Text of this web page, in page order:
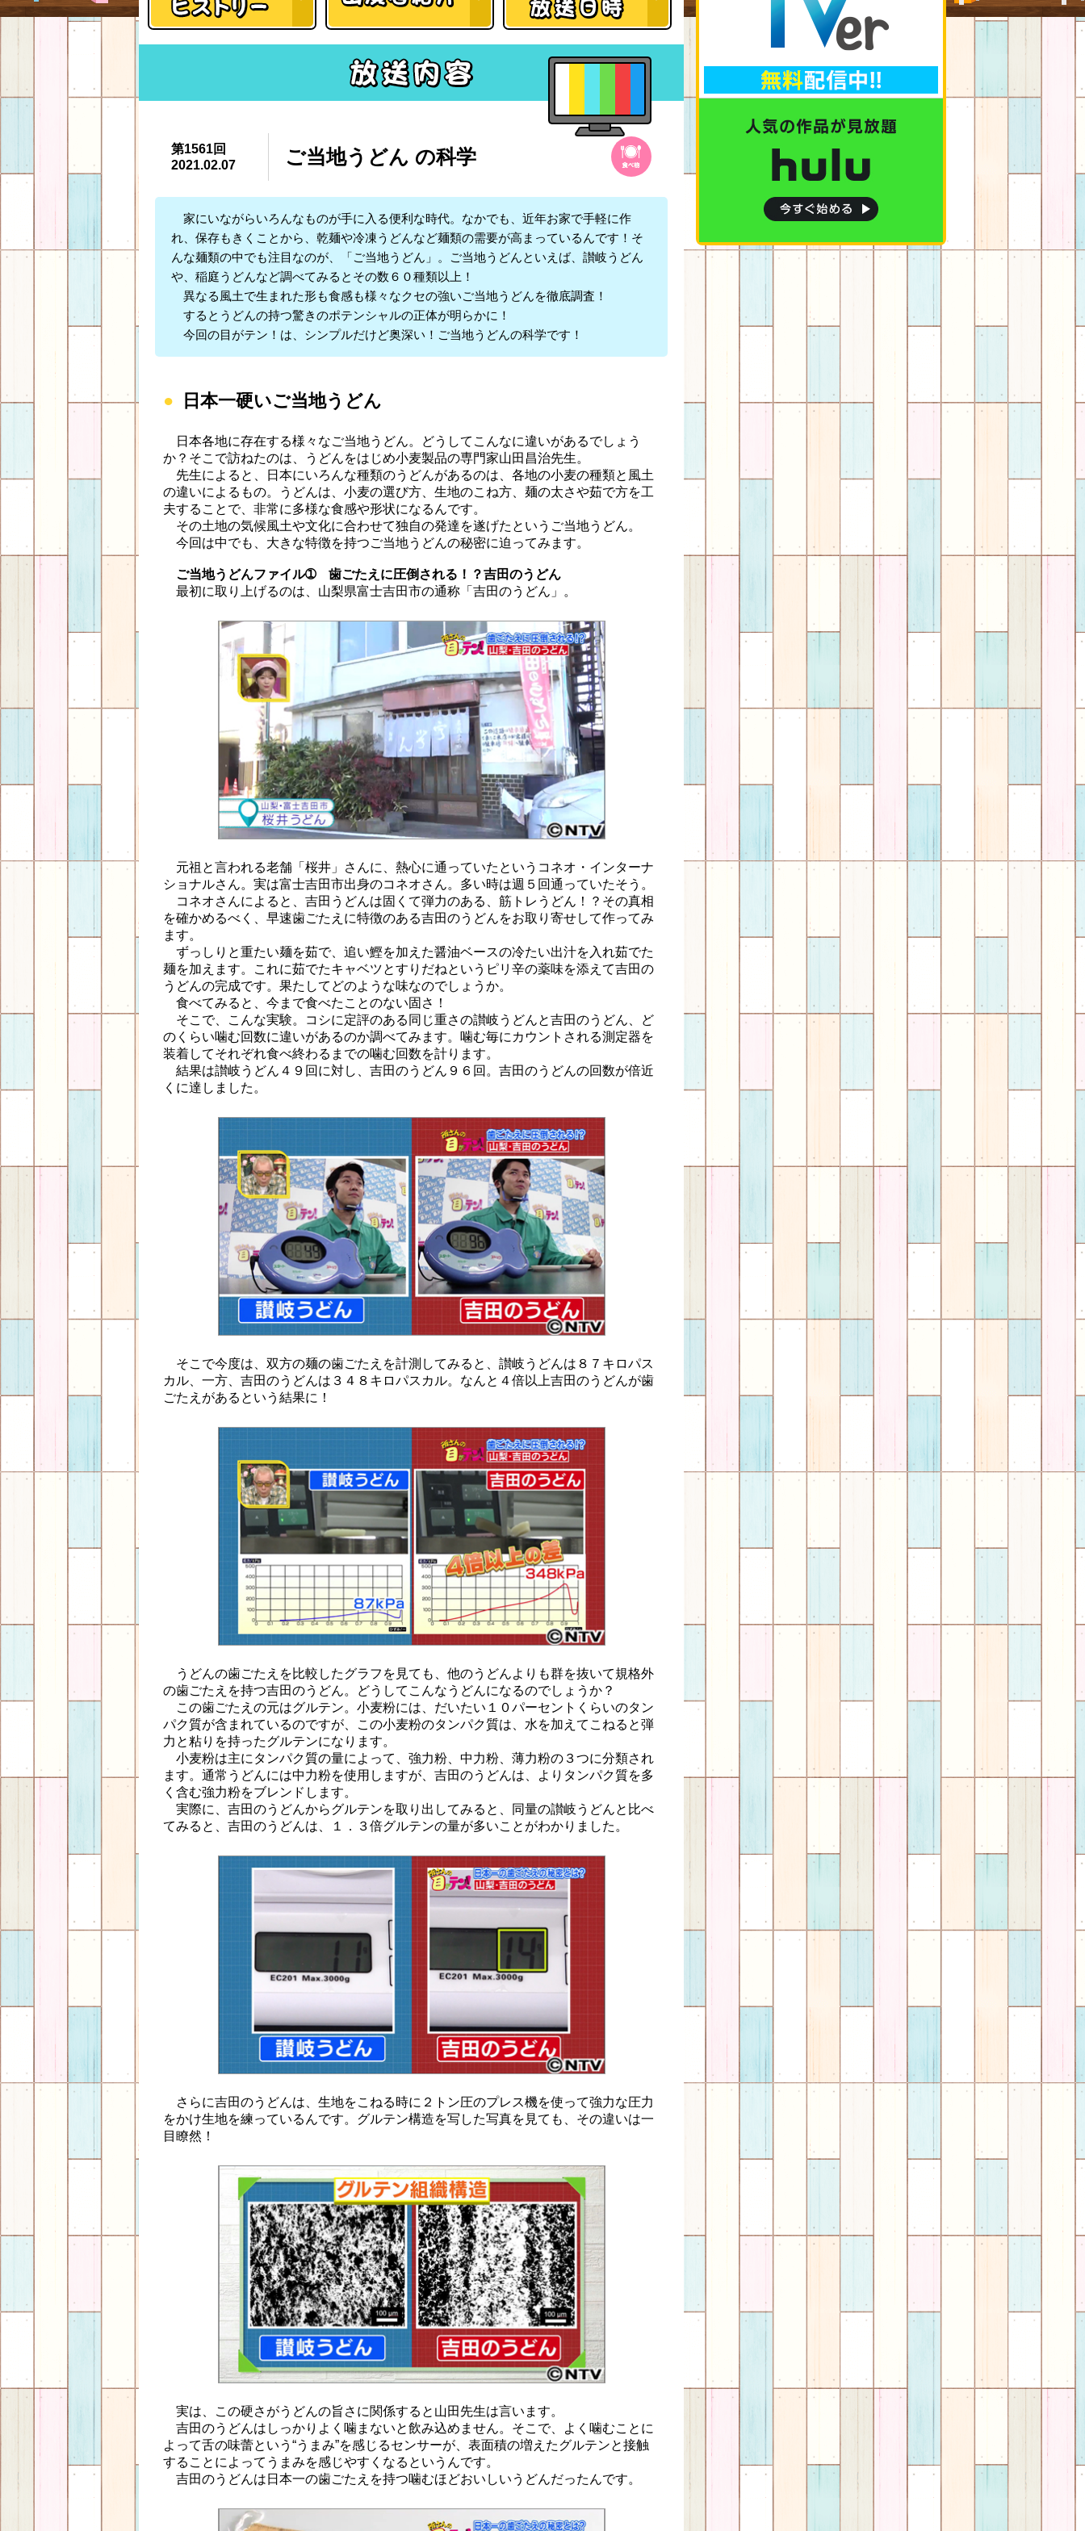
第1561回
2021.02.07
ご当地うどん の科学
家にいながらいろんなものが手に入る便利な時代。なかでも、近年お家で手軽に作
れ、保存もきくことから、乾麺や冷凍うどんなど麺類の需要が高まっているんです！そ
んな麺類の中でも注目なのが、「ご当地うどん」。ご当地うどんといえば、讃岐うどん
や、稲庭うどんなど調べてみるとその数６０種類以上！
異なる風土で生まれた形も食感も様々なクセの強いご当地うどんを徹底調査！
するとうどんの持つ驚きのポテンシャルの正体が明らかに！
今回の目がテン！は、シンプルだけど奥深い！ご当地うどんの科学です！
日本一硬いご当地うどん
日本各地に存在する様々なご当地うどん。どうしてこんなに違いがあるでしょう
か？そこで訪ねたのは、うどんをはじめ小麦製品の専門家山田昌治先生。
先生によると、日本にいろんな種類のうどんがあるのは、各地の小麦の種類と風土
の違いによるもの。うどんは、小麦の選び方、生地のこね方、麺の太さや茹で方を工
夫することで、非常に多様な食感や形状になるんです。
その土地の気候風土や文化に合わせて独自の発達を遂げたというご当地うどん。
今回は中でも、大きな特徴を持つご当地うどんの秘密に迫ってみます。
ご当地うどんファイル➀ 歯ごたえに圧倒される！？吉田のうどん
最初に取り上げるのは、山梨県富士吉田市の通称「吉田のうどん」。
元祖と言われる老舗「桜井」さんに、熱心に通っていたというコネオ・インターナ
ショナルさん。実は富士吉田市出身のコネオさん。多い時は週５回通っていたそう。
コネオさんによると、吉田うどんは固くて弾力のある、筋トレうどん！？その真相
を確かめるべく、早速歯ごたえに特徴のある吉田のうどんをお取り寄せして作ってみ
ます。
ずっしりと重たい麺を茹で、追い鰹を加えた醤油ベースの冷たい出汁を入れ茹でた
麺を加えます。これに茹でたキャベツとすりだねというピリ辛の薬味を添えて吉田の
うどんの完成です。果たしてどのような味なのでしょうか。
食べてみると、今まで食べたことのない固さ！
そこで、こんな実験。コシに定評のある同じ重さの讃岐うどんと吉田のうどん、ど
のくらい噛む回数に違いがあるのか調べてみます。噛む毎にカウントされる測定器を
装着してそれぞれ食べ終わるまでの噛む回数を計ります。
結果は讃岐うどん４９回に対し、吉田のうどん９６回。吉田のうどんの回数が倍近
くに達しました。
そこで今度は、双方の麺の歯ごたえを計測してみると、讃岐うどんは８７キロパス
カル、一方、吉田のうどんは３４８キロパスカル。なんと４倍以上吉田のうどんが歯
ごたえがあるという結果に！
うどんの歯ごたえを比較したグラフを見ても、他のうどんよりも群を抜いて規格外
の歯ごたえを持つ吉田のうどん。どうしてこんなうどんになるのでしょうか？
この歯ごたえの元はグルテン。小麦粉には、だいたい１０パーセントくらいのタン
パク質が含まれているのですが、この小麦粉のタンパク質は、水を加えてこねると弾
力と粘りを持ったグルテンになります。
小麦粉は主にタンパク質の量によって、強力粉、中力粉、薄力粉の３つに分類され
ます。通常うどんには中力粉を使用しますが、吉田のうどんは、よりタンパク質を多
く含む強力粉をブレンドします。
実際に、吉田のうどんからグルテンを取り出してみると、同量の讃岐うどんと比べ
てみると、吉田のうどんは、１．３倍グルテンの量が多いことがわかりました。
さらに吉田のうどんは、生地をこねる時に２トン圧のプレス機を使って強力な圧力
をかけ生地を練っているんです。グルテン構造を写した写真を見ても、その違いは一
目瞭然！
実は、この硬さがうどんの旨さに関係すると山田先生は言います。
吉田のうどんはしっかりよく噛まないと飲み込めません。そこで、よく噛むことに
よって舌の味蕾という“うまみ”を感じるセンサーが、表面積の増えたグルテンと接触
することによってうまみを感じやすくなるというんです。
吉田のうどんは日本一の歯ごたえを持つ噛むほどおいしいうどんだったんです。